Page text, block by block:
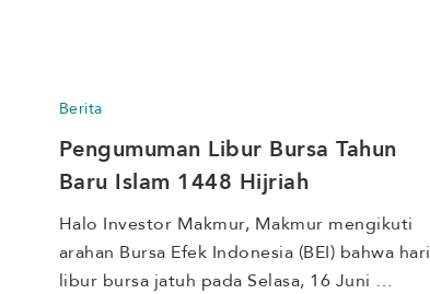
Berita
Pengumuman Libur Bursa Tahun
Baru Islam 1448 Hijriah
Halo Investor Makmur, Makmur mengikuti
arahan Bursa Efek Indonesia (BEI) bahwa hari
libur bursa jatuh pada Selasa, 16 Juni